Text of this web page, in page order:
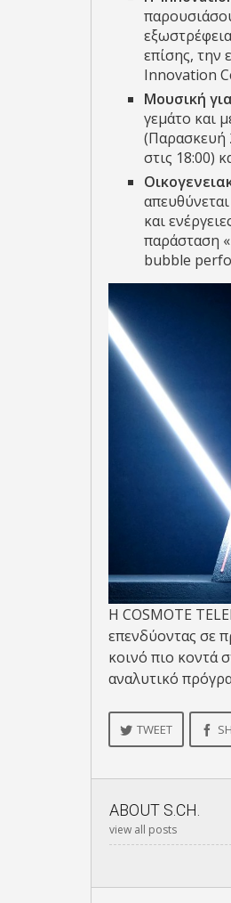
επίσης, την
Innovation
Μουσική
γεμάτο και
(Παρασκευή
στις 18:00)
και
παράσταση
bubble
Η COSMOTE
επενδύοντας σε
κοινό πιο κοντά
αναλυτικό
TWEET
ABOUT S.CH.
view all posts